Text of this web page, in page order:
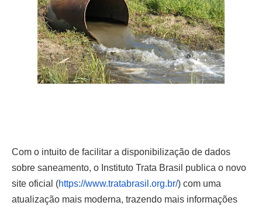
Com o intuito de facilitar a disponibilização de dados
sobre saneamento, o Instituto Trata Brasil publica o novo
site oficial (https://www.tratabrasil.org.br/) com uma
atualização mais moderna, trazendo mais informações